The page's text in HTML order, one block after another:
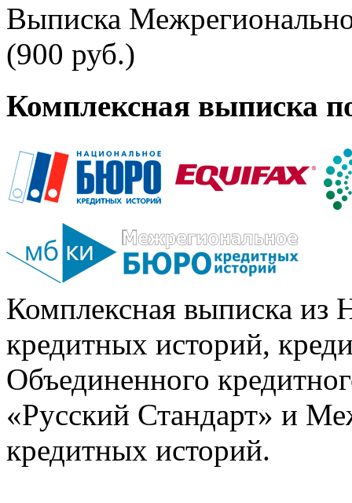
Выписка
(900 руб.)
Комплексная выписка
Комплексная выписка из
кредитных историй,
Объединенного
«Русский Стандарт» и
кредитных историй.